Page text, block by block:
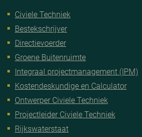
Civiele Techniek
Bestekschrijver
Directievoerder
Groene Buitenruimte
Integraal projectmanagement (IPM)
Kostendeskundige en Calculator
Ontwerper Civiele Techniek
Projectleider Civiele Techniek
Rijkswaterstaat